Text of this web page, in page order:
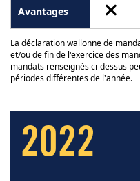
La déclaration wallonne de
et/ou de fin de l'exercice des
mandats renseignés ci-dessus
périodes différentes de l'année.
2022